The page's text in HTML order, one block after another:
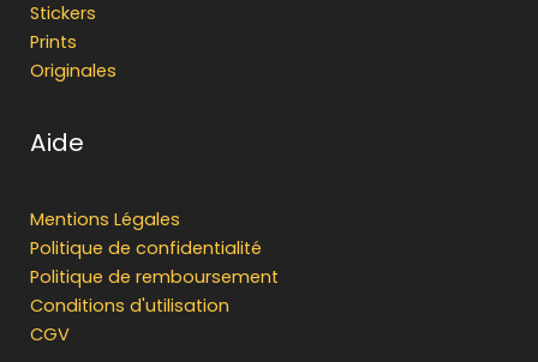
Stickers
Prints
Originales
Aide
Mentions Légales
Politique de confidentialité
Politique de remboursement
Conditions d'utilisation
CGV